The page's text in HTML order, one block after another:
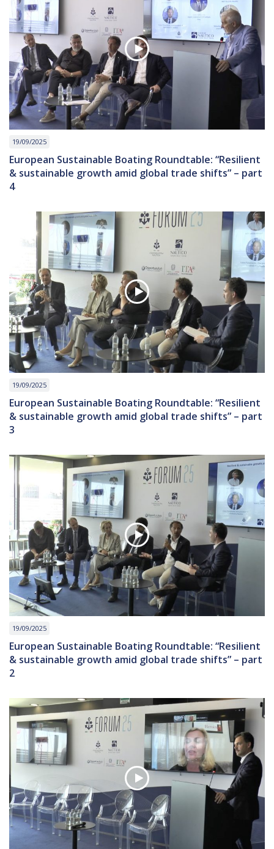
19/09/2025
European Sustainable Boating Roundtable: “Resilient
& sustainable growth amid global trade shifts” – part
4
19/09/2025
European Sustainable Boating Roundtable: “Resilient
& sustainable growth amid global trade shifts” – part
3
19/09/2025
European Sustainable Boating Roundtable: “Resilient
& sustainable growth amid global trade shifts” – part
2